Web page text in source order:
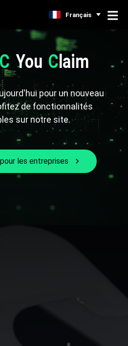
Français
C You Claim
pour un nouveau
de fonctionnalités
sur notre site.
les entreprises